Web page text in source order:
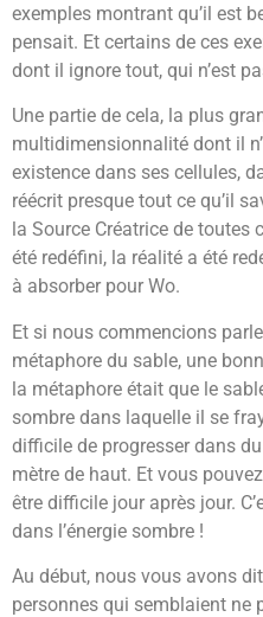
exemples montrant qu’il est
pensait. Et certains de ces
dont il ignore tout, qui n’est
Une partie de cela, la plus
multidimensionnalité dont il
existence dans ses cellules,
réécrit presque tout ce qu’il
la Source Créatrice de toutes
été redéfini, la réalité a été
à absorber pour Wo.
Et si nous commencions
métaphore du sable, une
la métaphore était que le
sombre dans laquelle il se
difficile de progresser dans
mètre de haut. Et vous
être difficile jour après jour.
dans l’énergie sombre !
Au début, nous vous avons
personnes qui semblaient ne